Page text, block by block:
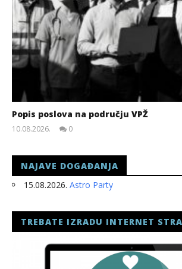
Popis poslova na području VPŽ
10.08.2026.
0
NAJAVE DOGAĐANJA
15.08.2026. Astro Party
TREBATE IZRADU INTERNET